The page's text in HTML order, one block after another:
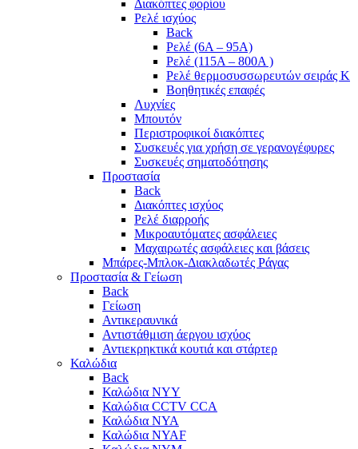
Διακόπτες φορίου
Ρελέ ισχύος
Back
Ρελέ (6A – 95A)
Ρελέ (115A – 800A )
Ρελέ θερμοσυσσωρευτών σειράς Κ
Βοηθητικές επαφές
Λυχνίες
Μπουτόν
Περιστροφικοί διακόπτες
Συσκευές για χρήση σε γερανογέφυρες
Συσκευές σηματοδότησης
Προστασία
Back
Διακόπτες ισχύος
Ρελέ διαρροής
Μικροαυτόματες ασφάλειες
Μαχαιρωτές ασφάλειες και βάσεις
Μπάρες-Μπλοκ-Διακλαδωτές Ράγας
Προστασία & Γείωση
Back
Γείωση
Αντικεραυνικά
Αντιστάθμιση άεργου ισχύος
Αντιεκρηκτικά κουτιά και στάρτερ
Καλώδια
Back
Καλώδια NYY
Καλώδια CCTV CCA
Καλώδια NYA
Καλώδια NYAF